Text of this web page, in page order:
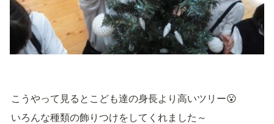
こうやって見るとこども達の身長より高いツリー😮
いろんな種類の飾りつけをしてくれました～